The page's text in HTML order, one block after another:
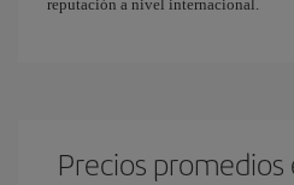
reputación a nivel internacional.
Precios promedios